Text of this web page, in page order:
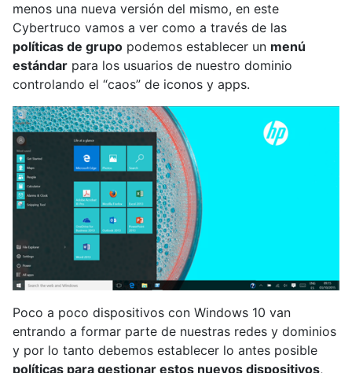
menos una nueva versión del mismo, en este
Cybertruco vamos a ver como a través de las
políticas de grupo podemos establecer un menú
estándar para los usuarios de nuestro dominio
controlando el “caos” de iconos y apps.
Poco a poco dispositivos con Windows 10 van
entrando a formar parte de nuestras redes y dominios
y por lo tanto debemos establecer lo antes posible
políticas para gestionar estos nuevos dispositivos,